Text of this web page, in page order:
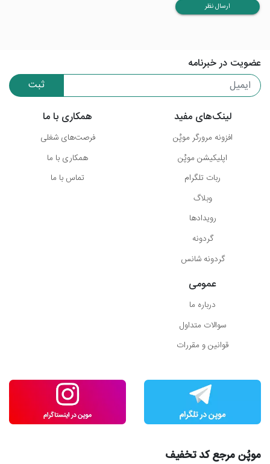
ارسال نظر
عضویت در خبرنامه
ثبت
لینک‌های مفید
افزونه مرورگر موپُن
اپلیکیشن موپُن
ربات تلگرام
وبلاگ
رویدادها
گردونه
گردونه شانس
همکاری با ما
فرصت‌های شغلی
همکاری با ما
تماس با ما
عمومی
درباره ما
سوالات متداول
قوانین و مقررات
موپُن مرجع کد تخفیف